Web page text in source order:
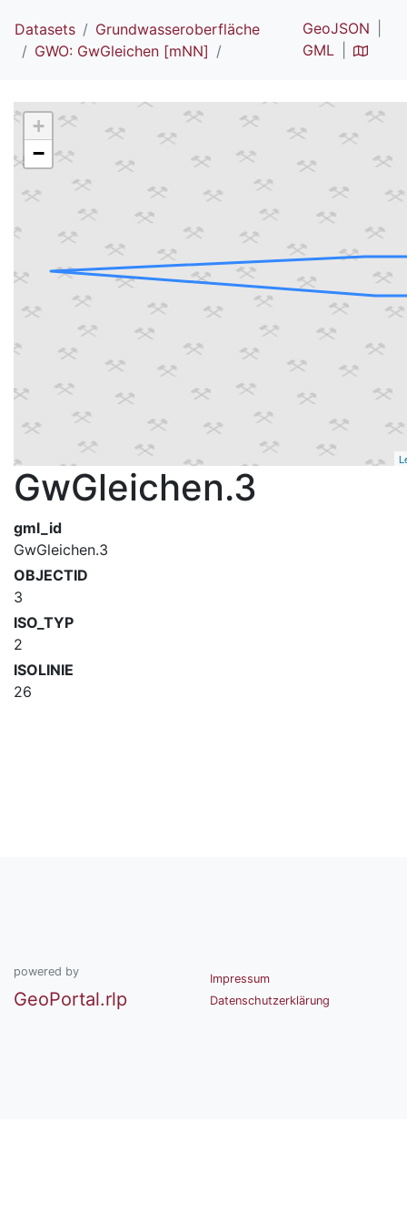
Datasets
Grundwasseroberfläche
GWO: GwGleichen [mNN]
GeoJSON
GML
+
−
GwGleichen.3
gml_id
GwGleichen.3
OBJECTID
3
ISO_TYP
2
ISOLINIE
26
powered by
GeoPortal.rlp
Impressum
Datenschutzerklärung